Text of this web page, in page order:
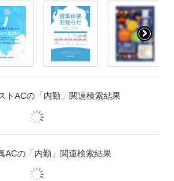
トACの「内勤」関連検索結果
ACの「内勤」関連検索結果